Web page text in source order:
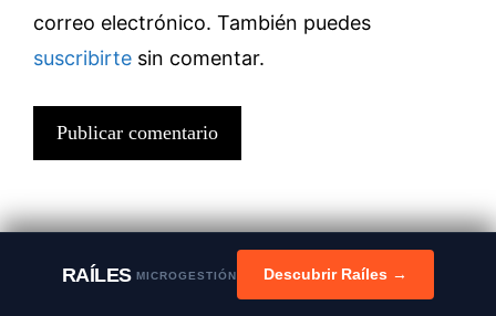
correo electrónico. También puedes
suscribirte sin comentar.
RAÍLESMICROGESTIÓN Descubrir Raíles →